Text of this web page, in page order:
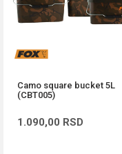
Camo square bucket 5L
(CBT005)
1.090,00 RSD